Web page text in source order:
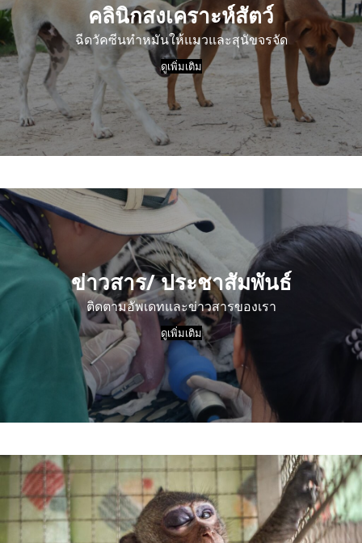
คลินิกสงเคราะห์สัตว์
ฉีดวัคซีนทำหมันให้แมวและสุนัขจรจัด
ดูเพิ่มเติม
ข่าวสาร/ ประชาสัมพันธ์
ติดตามอัพเดทและข่าวสารของเรา
ดูเพิ่มเติม